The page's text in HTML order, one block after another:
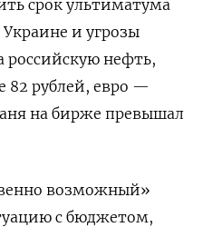
срок ультиматума
и угрозы
российскую нефть,
82 рублей, евро —
на бирже превышал
возможный»
с бюджетом,